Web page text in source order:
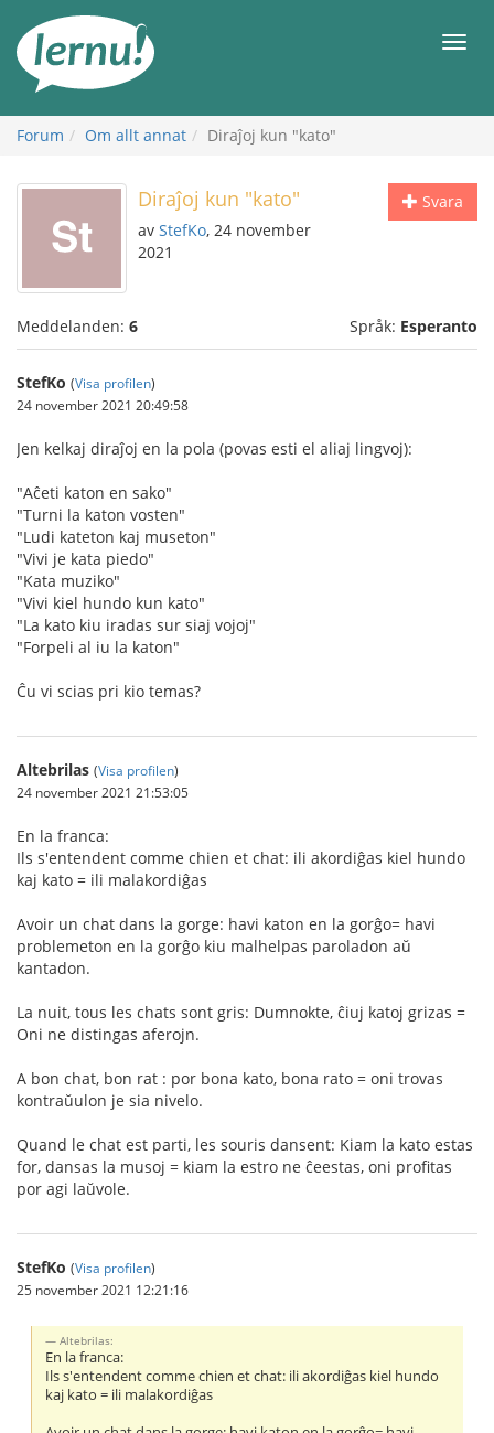
sidans
innehåll
Meny
Forum Om allt annat Diraĵoj kun "kato"
Svara
Diraĵoj kun "kato"
av StefKo, 24 november
2021
Meddelanden: 6 Språk: Esperanto
StefKo (Visa profilen)
24 november 2021 20:49:58
Jen kelkaj diraĵoj en la pola (povas esti el aliaj lingvoj):
"Aĉeti katon en sako"
"Turni la katon vosten"
"Ludi kateton kaj museton"
"Vivi je kata piedo"
"Kata muziko"
"Vivi kiel hundo kun kato"
"La kato kiu iradas sur siaj vojoj"
"Forpeli al iu la katon"
Ĉu vi scias pri kio temas?
Altebrilas (Visa profilen)
24 november 2021 21:53:05
En la franca:
Ils s'entendent comme chien et chat: ili akordiĝas kiel hundo
kaj kato = ili malakordiĝas
Avoir un chat dans la gorge: havi katon en la gorĝo= havi
problemeton en la gorĝo kiu malhelpas paroladon aŭ
kantadon.
La nuit, tous les chats sont gris: Dumnokte, ĉiuj katoj grizas =
Oni ne distingas aferojn.
A bon chat, bon rat : por bona kato, bona rato = oni trovas
kontraŭulon je sia nivelo.
Quand le chat est parti, les souris dansent: Kiam la kato estas
for, dansas la musoj = kiam la estro ne ĉeestas, oni profitas
por agi laŭvole.
StefKo (Visa profilen)
25 november 2021 12:21:16
Altebrilas:
En la franca:
Ils s'entendent comme chien et chat: ili akordiĝas kiel hundo
kaj kato = ili malakordiĝas